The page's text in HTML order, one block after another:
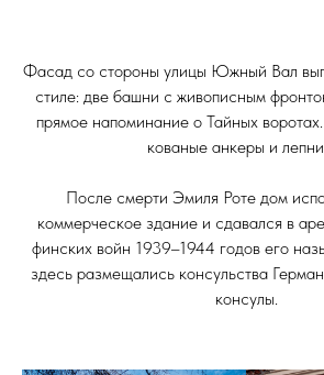
Фасад со стороны улицы Южный Вал
стиле: две башни с живописным
прямое напоминание о Тайных
кованые анкеры и
После смерти Эмиля Роте дом
коммерческое здание и сдавался в
финских войн 1939–1944 годов его
здесь размещались консульства
консулы.